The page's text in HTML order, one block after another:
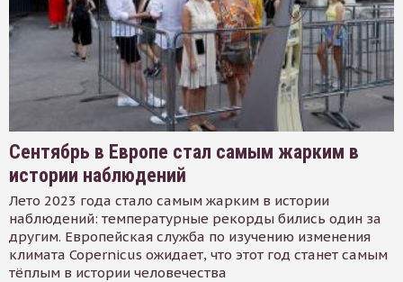
Сентябрь в Европе стал самым жарким в
истории наблюдений
Лето 2023 года стало самым жарким в истории
наблюдений: температурные рекорды бились один за
другим. Европейская служба по изучению изменения
климата Copernicus ожидает, что этот год станет самым
тёплым в истории человечества